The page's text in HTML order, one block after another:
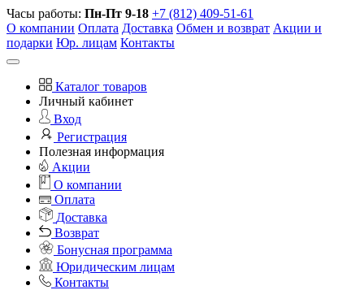
Часы работы: Пн-Пт 9-18 +7 (812) 409-51-61
О компании Оплата Доставка Обмен и возврат Акции и
подарки Юр. лицам Контакты
Каталог товаров
Личный кабинет
Вход
Регистрация
Полезная информация
Акции
О компании
Оплата
Доставка
Возврат
Бонусная программа
Юридическим лицам
Контакты